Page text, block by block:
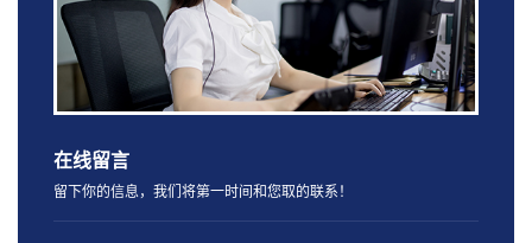
在线留言
留下你的信息，我们将第一时间和您取的联系！